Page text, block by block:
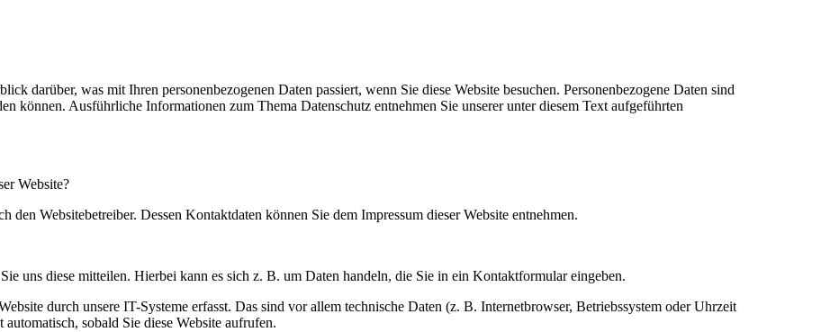
darüber, was mit Ihren personenbezogenen Daten passiert, wenn Sie diese Website besuchen. Personenbezogene Daten sind
können. Ausführliche Informationen zum Thema Datenschutz entnehmen Sie unserer unter diesem Text aufgeführten
Website?
den Websitebetreiber. Dessen Kontaktdaten können Sie dem Impressum dieser Website entnehmen.
uns diese mitteilen. Hierbei kann es sich z. B. um Daten handeln, die Sie in ein Kontaktformular eingeben.
durch unsere IT-Systeme erfasst. Das sind vor allem technische Daten (z. B. Internetbrowser, Betriebssystem oder Uhrzeit
sobald Sie diese Website aufrufen.